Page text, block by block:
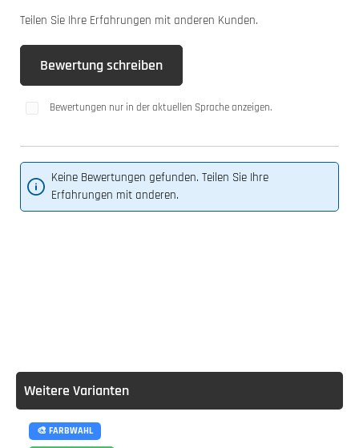
Teilen Sie Ihre Erfahrungen mit anderen Kunden.
Bewertung schreiben
Bewertungen nur in der aktuellen Sprache anzeigen.
Keine Bewertungen gefunden. Teilen Sie Ihre
Erfahrungen mit anderen.
Weitere Varianten
🎨 FARBWAHL